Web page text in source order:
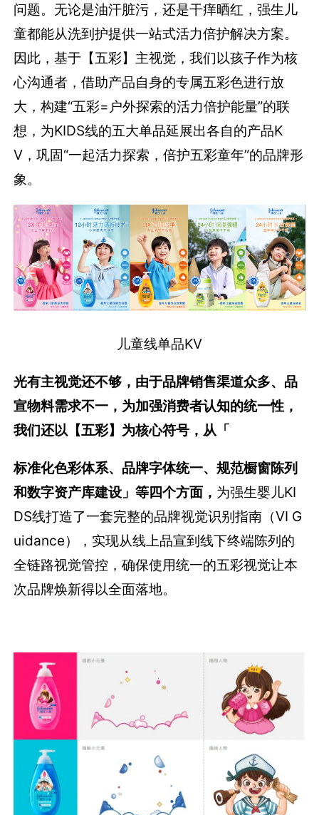
问题。无论是油汗脏污，还是干痒晒红，强生儿
童都能从洗到护提供一站式活力倍护解决方案。
因此，基于【五彩】主视觉，我们以孩子作为核
心沟通者，借助产品自身的专属五彩色进行放
大，构建“五彩= 户外探索的活力倍护能量”的联
想，为KIDS线的五大单品延展出各自的产品K
V，巩固“一起活力探索，倍护五彩童年”的品牌形
象。
儿童线单品KV
光有主视觉还不够，由于品牌销售渠道众多、品
宣物料需求不一，为加强消费者认知的统一性，
我们还以【五彩】为核心符号，从「
标准化色彩体系、 品牌字体统一、规范橱窗陈列
和数字资产库建设 」等四个方面， 为强生婴儿KI
DS线打造了一套完整的品牌视觉识别指南（VI G
uidance），实现从线上品宣到线下终端陈列的
全链路视觉管控，确保使用统一的五彩视觉让本
次品牌焕新得以全面落地。